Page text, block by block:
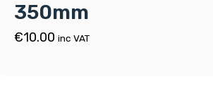
350mm
€10.00 inc VAT